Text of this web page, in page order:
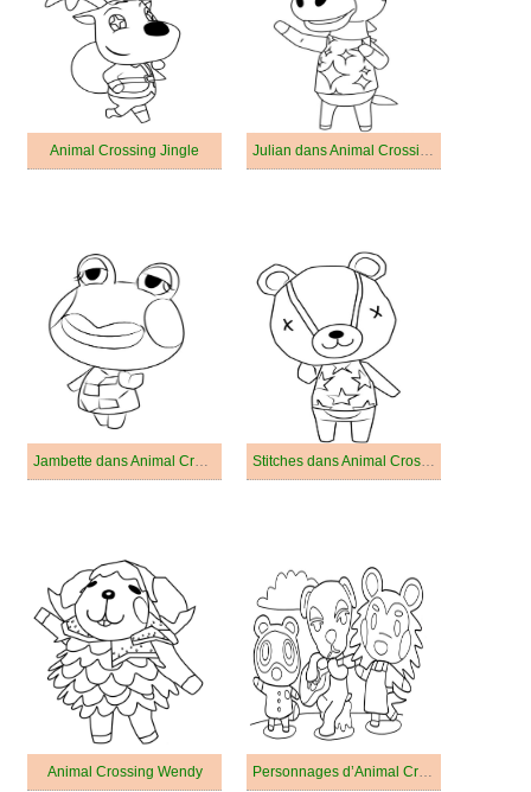
Animal Crossing Jingle Julian dans Animal Crossing
Jambette dans Animal Crossing Stitches dans Animal Crossing
Animal Crossing Wendy Personnages d’Animal Crossing